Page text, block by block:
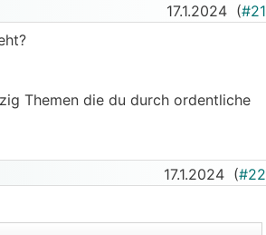
17.1.2024 (#21
Themen die du durch ordentliche
17.1.2024 (#22